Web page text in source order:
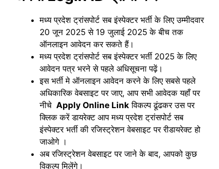
मध्य प्रदेश ट्रांसपोर्ट सब इंस्पेक्टर भर्ती के लिए उम्मीदवार
20 जून 2025 से 19 जुलाई 2025 के बीच तक
ऑनलाइन आवेदन कर सकते हैं।
मध्य प्रदेश ट्रांसपोर्ट सब इंस्पेक्टर भर्ती 2025 के लिए
आवेदन पत्र भरने से पहले अधिसूचना पढ़ें।
इस भर्ती मे ऑनलाइन आवेदन करने के लिए सबसे पहले
अधिकारिक वेबसाइट पर जाए, आप सभी आवेदक यहाँ पर
नीचे Apply Online Link विकल्प ढूंढकर उस पर
क्लिक करें डायरेक्ट आप मध्य प्रदेश ट्रांसपोर्ट सब
इंस्पेक्टर भर्ती की रजिस्ट्रेशन वेबसाइट पर रीडायरेक्ट हो
जाओगे ।
अब रजिस्ट्रेशन वेबसाइट पर जाने के बाद, आपको कुछ
विकल्प मिलेंगे।